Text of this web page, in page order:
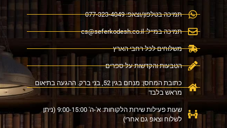
תמיכה בטלפון/וצאפ: 077-323-4049
תמיכה במייל:cs@seferkodesh.co.il
משלוחים לכל רחבי הארץ
הטבעות והקדשות על ספרים
כתובת המחסן: מנחם בגין 52, בני ברק. ההגעה בתיאום
מראש בלבד
שעות פעילות שירות הלקוחות: א'-ה' 9:00-15:00 (ניתן
לשלוח וצאפ גם אחרי)